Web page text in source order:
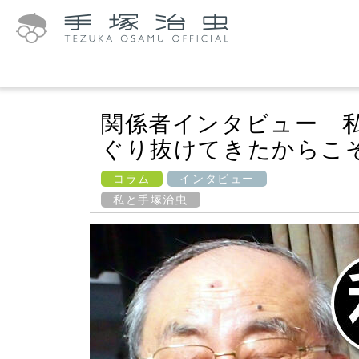
関係者インタビュー
ぐり抜けてきたからこ
コラム
インタビュー
私と手塚治虫